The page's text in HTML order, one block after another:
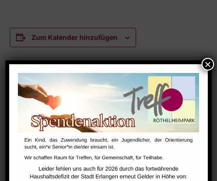
Zum Kalender hinzufügen
DETAILS
Datum:
August 19, 2025
18:30 - 20:00
Serien: